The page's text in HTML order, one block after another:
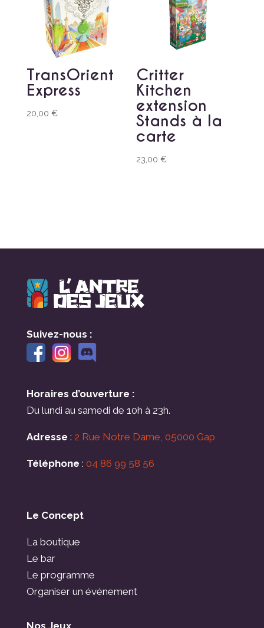
TransOrient
Express
20,00 €
Critter
Kitchen
extension
Stands à la
carte
23,00€
Suivez-nous :
Horaires d’ouverture :
Du lundi au samedi de 10h à 23h.
Adresse : 2 Rue Notre Dame, 05000 Gap
Téléphone : 04 86 99 58 56
Le Concept
La boutique
Le bar
Le programme
Organiser un événement
Nos Jeux